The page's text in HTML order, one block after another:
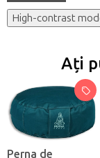
High-contrast
Ați
Perna de